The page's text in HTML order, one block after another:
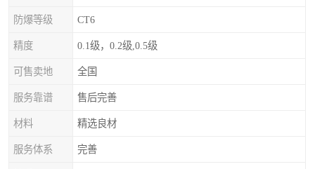
防爆等级 CT6
精度 0.1级，0.2级,0.5级
可售卖地 全国
服务靠谱 售后完善
材料 精选良材
服务体系 完善